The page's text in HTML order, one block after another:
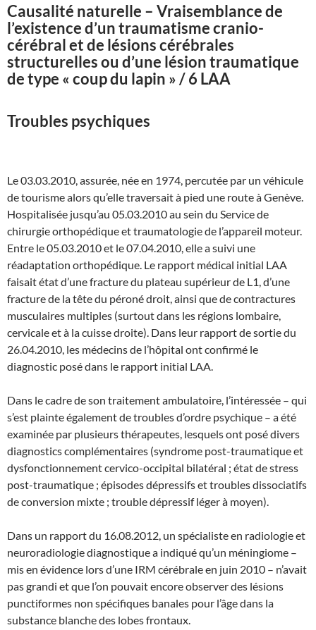
Causalité naturelle – Vraisemblance de
l’existence d’un traumatisme cranio-
cérébral et de lésions cérébrales
structurelles ou d’une lésion traumatique
de type « coup du lapin » / 6 LAA
Troubles psychiques
Le 03.03.2010, assurée, née en 1974, percutée par un véhicule
de tourisme alors qu’elle traversait à pied une route à Genève.
Hospitalisée jusqu’au 05.03.2010 au sein du Service de
chirurgie orthopédique et traumatologie de l’appareil moteur.
Entre le 05.03.2010 et le 07.04.2010, elle a suivi une
réadaptation orthopédique. Le rapport médical initial LAA
faisait état d’une fracture du plateau supérieur de L1, d’une
fracture de la tête du péroné droit, ainsi que de contractures
musculaires multiples (surtout dans les régions lombaire,
cervicale et à la cuisse droite). Dans leur rapport de sortie du
26.04.2010, les médecins de l’hôpital ont confirmé le
diagnostic posé dans le rapport initial LAA.
Dans le cadre de son traitement ambulatoire, l’intéressée – qui
s’est plainte également de troubles d’ordre psychique – a été
examinée par plusieurs thérapeutes, lesquels ont posé divers
diagnostics complémentaires (syndrome post-traumatique et
dysfonctionnement cervico-occipital bilatéral ; état de stress
post-traumatique ; épisodes dépressifs et troubles dissociatifs
de conversion mixte ; trouble dépressif léger à moyen).
Dans un rapport du 16.08.2012, un spécialiste en radiologie et
neuroradiologie diagnostique a indiqué qu’un méningiome –
mis en évidence lors d’une IRM cérébrale en juin 2010 – n’avait
pas grandi et que l’on pouvait encore observer des lésions
punctiformes non spécifiques banales pour l’âge dans la
substance blanche des lobes frontaux.